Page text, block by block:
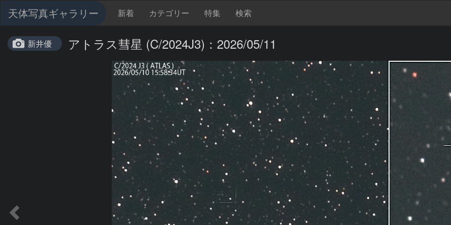
天体写真ギャラリー 新着 カテゴリー 特集 検索
新井優 アトラス彗星 (C/2024J3)：2026/05/11